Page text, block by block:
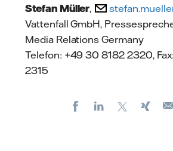
Stefan Müller,
Vattenfall GmbH,
Media Relations Germany
Telefon: +49 30 8182 2320,
2315
FacebookLinkedIn Xing